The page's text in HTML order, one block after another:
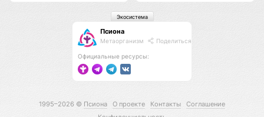
Псиона
Метаорганизм Поделиться
Официальные ресурсы:
Экосистема
1995–2026 © Псиона О проекте Контакты
Соглашение